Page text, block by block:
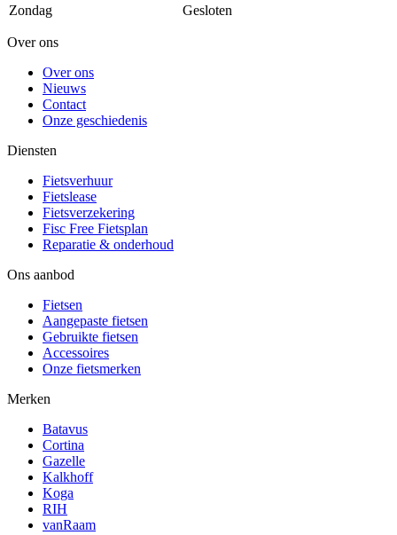
Zondag
Gesloten
Over ons
Over ons
Nieuws
Contact
Onze geschiedenis
Diensten
Fietsverhuur
Fietslease
Fietsverzekering
Fisc Free Fietsplan
Reparatie & onderhoud
Ons aanbod
Fietsen
Aangepaste fietsen
Gebruikte fietsen
Accessoires
Onze fietsmerken
Merken
Batavus
Cortina
Gazelle
Kalkhoff
Koga
RIH
vanRaam